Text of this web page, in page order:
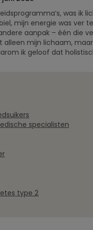
was ik
mijn energie was ver
aanpak – één die
mijn lichaam,
ik geloof dat
specialisten
type 2